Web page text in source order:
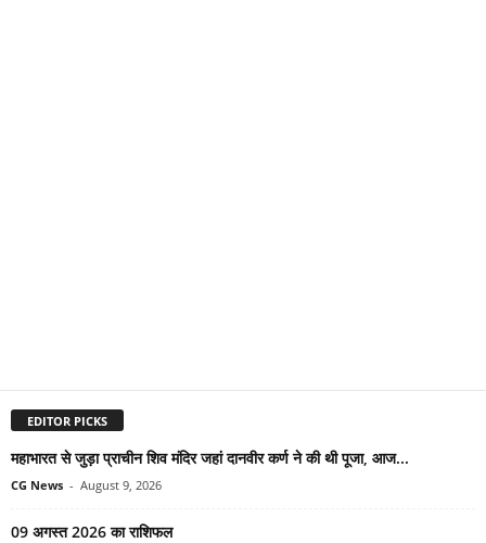
EDITOR PICKS
महाभारत से जुड़ा प्राचीन शिव मंदिर जहां दानवीर कर्ण ने की थी पूजा, आज...
CG News - August 9, 2026
09 अगस्त 2026 का राशिफल